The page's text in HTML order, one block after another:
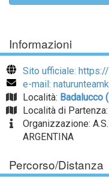
Informazioni
Sito ufficiale:
e-mail:
Località: Badalucco
Località di Partenza:
Organizzazione:
ARGENTINA
Percorso/Distanza